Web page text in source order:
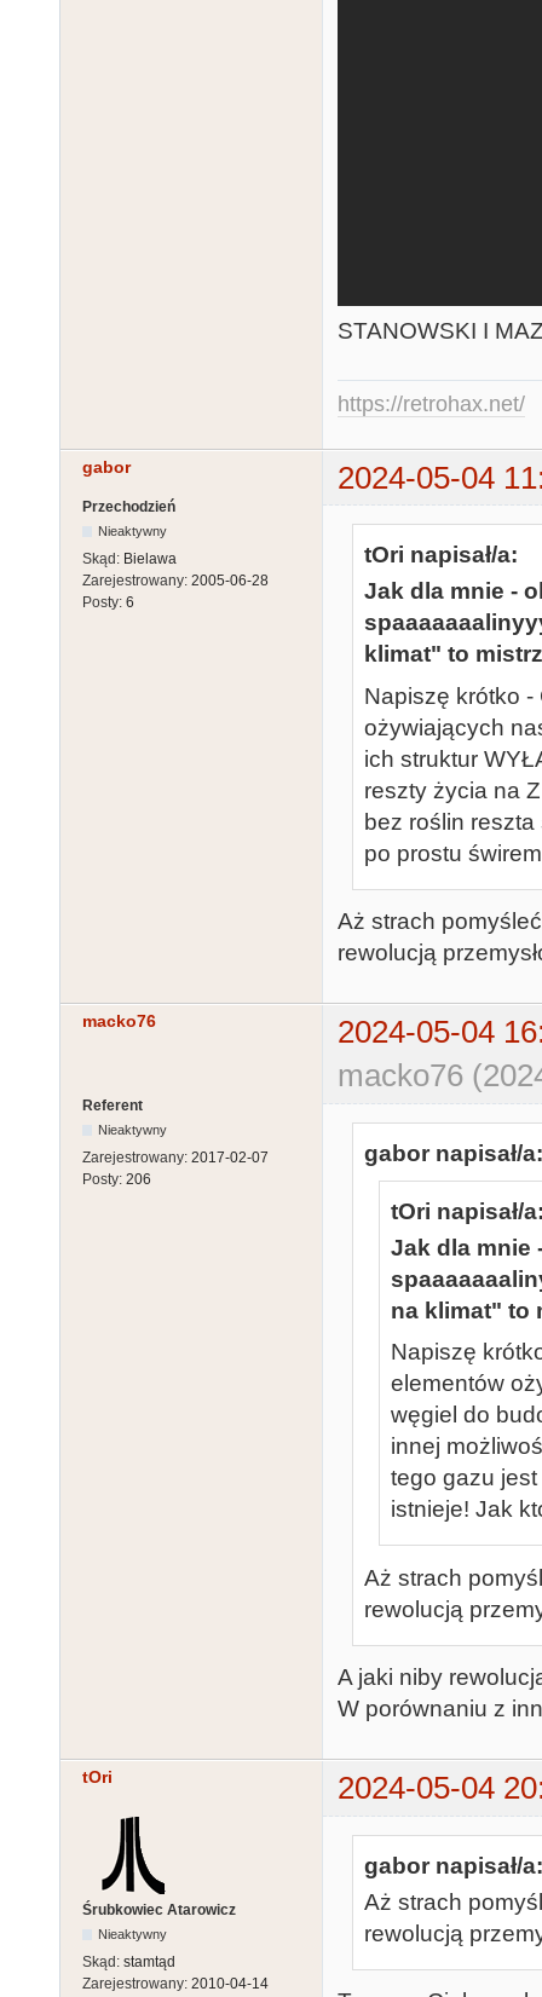
STANOWSKI I
https://retrohax.net/
gabor 2024-05-04
Przechodzień
Nieaktywny
Skąd: Bielawa
Zarejestrowany: 2005-06-28
Posty: 6
tOri napisał/a:
Jak dla mnie -
klimat" to
Napiszę krótko -
ożywiających
ich struktur
reszty życia na
bez roślin
po prostu
Aż strach
rewolucją
macko76
2024-05-04
macko76
Referent
Nieaktywny
Zarejestrowany: 2017-02-07
Posty: 206
gabor napisał/a:
tOri napisał/
Jak dla mnie
na klimat" to
Napiszę
elementów
węgiel do
innej
tego gazu
istnieje! Jak
Aż strach
rewolucją
A jaki niby
W porównaniu z
tOri 2024-05-04
Śrubkowiec Atarowicz
Nieaktywny
Skąd: stamtąd
Zarejestrowany: 2010-04-14
gabor napisał/a:
Aż strach
rewolucją